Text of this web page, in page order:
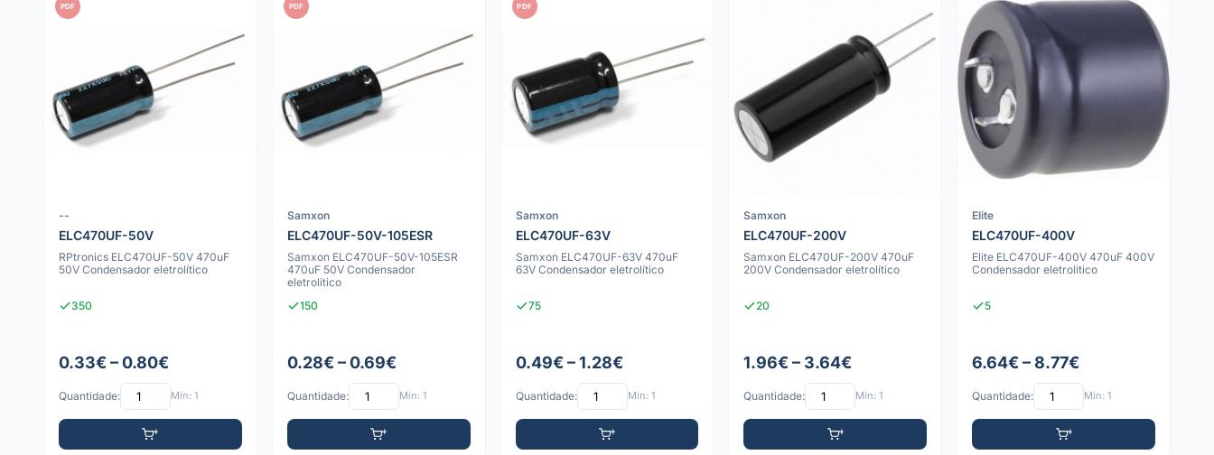
PDF
--
ELC470UF-50V
RPtronics ELC470UF-50V 470uF
50V Condensador eletrolítico
350
0.33€ – 0.80€
Quantidade: Mín: 1
PDF
Samxon
ELC470UF-50V-105ESR
Samxon ELC470UF-50V-105ESR
470uF 50V Condensador
eletrolítico
150
0.28€ – 0.69€
Quantidade: Mín: 1
PDF
Samxon
ELC470UF-63V
Samxon ELC470UF-63V 470uF
63V Condensador eletrolítico
75
0.49€ – 1.28€
Quantidade: Mín: 1
Samxon
ELC470UF-200V
Samxon ELC470UF-200V 470uF
200V Condensador eletrolítico
20
1.96€ – 3.64€
Quantidade: Mín: 1
Elite
ELC470UF-400V
Elite ELC470UF-400V 470uF 400V
Condensador eletrolítico
5
6.64€ – 8.77€
Quantidade: Mín: 1